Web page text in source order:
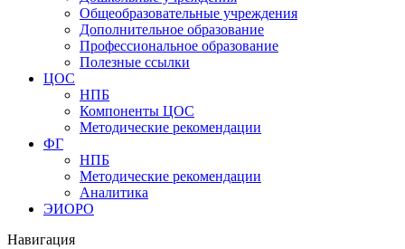
Общеобразовательные учреждения
Дополнительное образование
Профессиональное образование
Полезные ссылки
ЦОС
НПБ
Компоненты ЦОС
Методические рекомендации
ФГ
НПБ
Методические рекомендации
Аналитика
ЭИОРО
Навигация